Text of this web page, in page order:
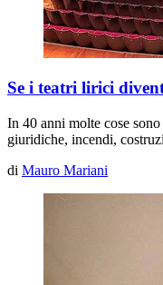
Se i teatri lirici
In 40 anni molte cose
giuridiche, incendi,
di Mauro Mariani